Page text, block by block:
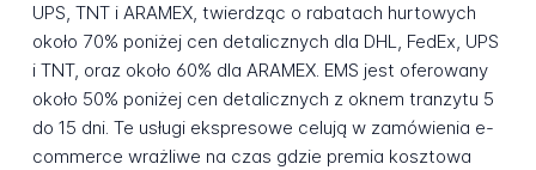
UPS, TNT i ARAMEX, twierdząc o rabatach hurtowych
około 70% poniżej cen detalicznych dla DHL, FedEx, UPS
i TNT, oraz około 60% dla ARAMEX. EMS jest oferowany
około 50% poniżej cen detalicznych z oknem tranzytu 5
do 15 dni. Te usługi ekspresowe celują w zamówienia e-
commerce wrażliwe na czas gdzie premia kosztowa